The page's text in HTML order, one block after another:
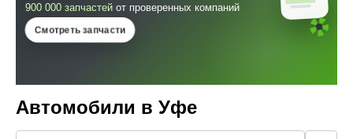
Автомобили в Уфе